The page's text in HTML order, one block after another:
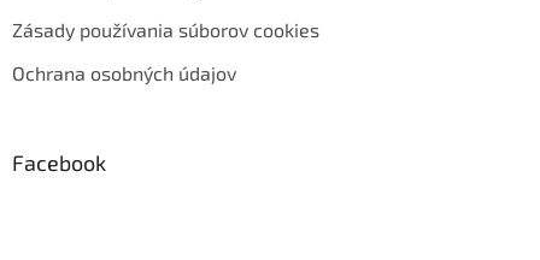
Zásady používania súborov cookies
Ochrana osobných údajov
Facebook